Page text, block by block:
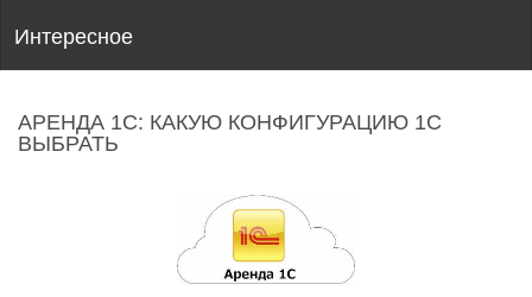
Интересное
АРЕНДА 1С: КАКУЮ КОНФИГУРАЦИЮ 1С
ВЫБРАТЬ